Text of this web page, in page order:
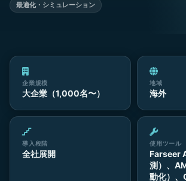
最適化・シミュレーション
企業規模
大企業（1,000名〜）
地域
海外
導入段階
全社展開
使用ツール
Farseer
測）、
動化）